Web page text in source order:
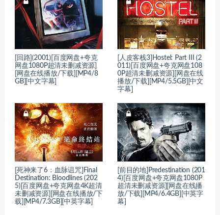
[回路](2001)[百度网盘+夸克
网盘1080P超清未删减资源]
[网盘在线播放/下载][MP4/8
GB][中文字幕]
[人皮客栈3]Hostel: Part III (2
011)[百度网盘+夸克网盘108
0P超清未删减资源][网盘在线
播放/下载][MP4/5.5GB][中文
字幕]
[死神来了6：血脉诅咒]Final
Destination: Bloodlines (202
5)[百度网盘+夸克网盘4K超清
未删减资源][网盘在线播放/下
载][MP4/7.3GB][中英字幕]
[前目的地]Predestination (201
4)[百度网盘+夸克网盘1080P
超清未删减资源][网盘在线播
放/下载][MP4/6.4GB][中英字
幕]